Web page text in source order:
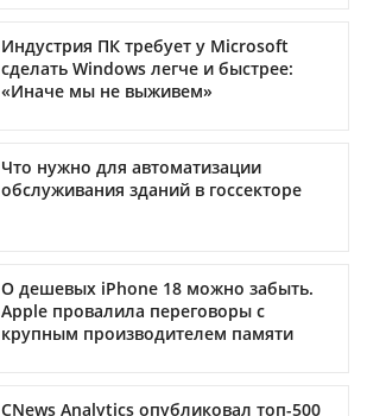
Индустрия ПК требует у Microsoft
сделать Windows легче и быстрее:
«Иначе мы не выживем»
Что нужно для автоматизации
обслуживания зданий в госсекторе
О дешевых iPhone 18 можно забыть.
Apple провалила переговоры с
крупным производителем памяти
CNews Analytics опубликовал топ-500